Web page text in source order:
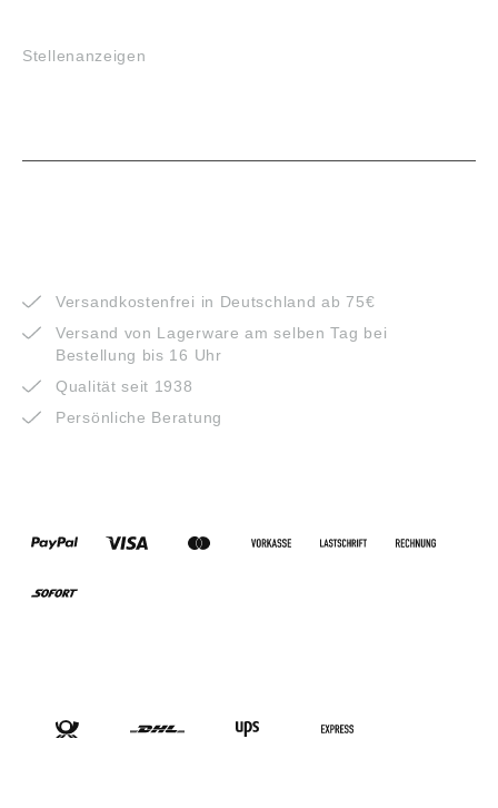
Stellenanzeigen
Versandkostenfrei in Deutschland ab 75€
Versand von Lagerware am selben Tag bei
Bestellung bis 16 Uhr
Qualität seit 1938
Persönliche Beratung